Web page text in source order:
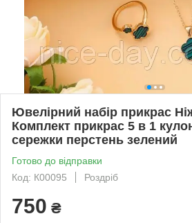
Ювелірний набір прикрас
Комплект прикрас 5 в 1
сережки перстень зелений
Готово до відправки
Код: К00095
Роздріб
750 ₴